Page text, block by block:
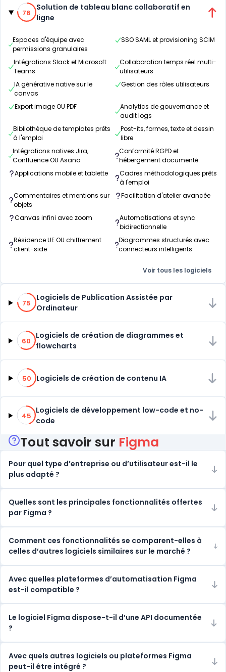
76% de compatibilité
76
Solution de tableau blanc collaboratif en
ligne
Espaces d'équipe avec
permissions granulaires
SSO SAML et provisioning SCIM
Intégrations Slack et Microsoft
Teams
Collaboration temps réel multi-
utilisateurs
IA générative native sur le
canvas
Gestion des rôles utilisateurs
Export image OU PDF
Analytics de gouvernance et
audit logs
Bibliothèque de templates prêts
à l'emploi
Post-its, formes, texte et dessin
libre
Intégrations natives Jira,
Confluence OU Asana
Conformité RGPD et
hébergement documenté
Applications mobile et tablette
Cadres méthodologiques prêts
à l'emploi
Commentaires et mentions sur
objets
Facilitation d'atelier avancée
Canvas infini avec zoom
Automatisations et sync
bidirectionnelle
Résidence UE OU chiffrement
client-side
Diagrammes structurés avec
connecteurs intelligents
Voir tous les logiciels
75% de compatibilité
75
Logiciels de Publication Assistée par
Ordinateur
60% de compatibilité
60
Logiciels de création de diagrammes et
flowcharts
50% de compatibilité
50 Logiciels de création de contenu IA
45% de compatibilité
45
Logiciels de développement low-code et no-
code
Tout savoir sur Figma
Pour quel type d’entreprise ou d’utilisateur est-il le
plus adapté ?
Quelles sont les principales fonctionnalités offertes
par Figma ?
Comment ces fonctionnalités se comparent-elles à
celles d’autres logiciels similaires sur le marché ?
Avec quelles plateformes d’automatisation Figma
est-il compatible ?
Le logiciel Figma dispose-t-il d’une API documentée
?
Avec quels autres logiciels ou plateformes Figma
peut-il être intégré ?